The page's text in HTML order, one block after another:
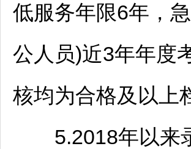
低服务年限6年，
公人员)近3年年度
核均为合格及以上
5.2018年以来录